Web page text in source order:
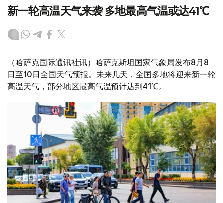
新一轮高温天气来袭 多地最高气温或达41℃
（哈萨克国际通讯社讯）哈萨克斯坦国家气象局发布8月8
日至10日全国天气预报。未来几天，全国多地将迎来新一轮
高温天气，部分地区最高气温预计达到41℃。